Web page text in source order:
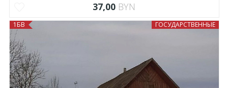
37,00 BYN
ГОСУДАРСТВЕННЫЕ
1БВ